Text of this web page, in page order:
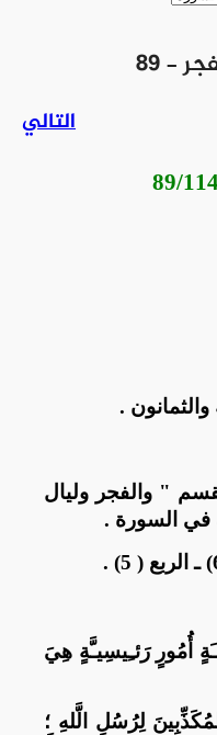
التالي
" والفجر وليال
في السورة .
أُمُورٍ رَئـِيسِيـَّةٍ هِيَ
لِرُسُلِ الَّلهِ ؛